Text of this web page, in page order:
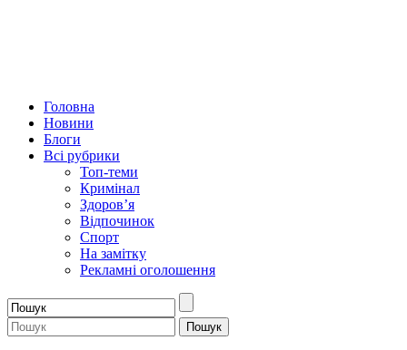
Головна
Новини
Блоги
Всі рубрики
Топ-теми
Кримінал
Здоров’я
Відпочинок
Спорт
На замітку
Рекламні оголошення